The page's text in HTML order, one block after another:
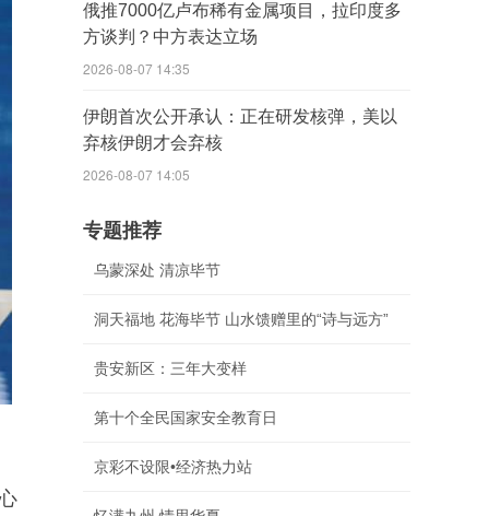
俄推7000亿卢布稀有金属项目，拉印度多
方谈判？中方表达立场
2026-08-07 14:35
伊朗首次公开承认：正在研发核弹，美以
弃核伊朗才会弃核
2026-08-07 14:05
专题推荐
乌蒙深处 清凉毕节
洞天福地 花海毕节 山水馈赠里的“诗与远方”
贵安新区：三年大变样
第十个全民国家安全教育日
京彩不设限•经济热力站